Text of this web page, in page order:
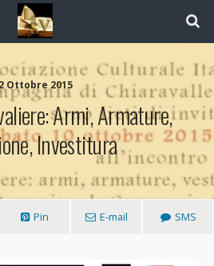
2 Ottobre 2015
Armi, Armature,
Investitura
Pin E-mail SMS